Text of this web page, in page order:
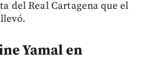
del Real Cartagena que el
Yamal en